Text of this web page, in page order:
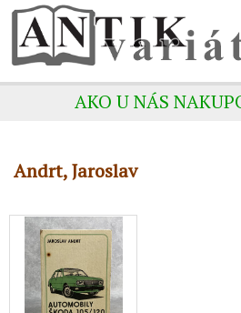
AKO U NÁS
Andrt, Jaroslav